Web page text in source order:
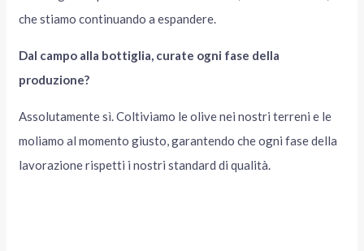
che stiamo continuando a espandere.
Dal campo alla bottiglia, curate ogni fase della
produzione?
Assolutamente sì. Coltiviamo le olive nei nostri terreni e le
moliamo al momento giusto, garantendo che ogni fase della
lavorazione rispetti i nostri standard di qualità.